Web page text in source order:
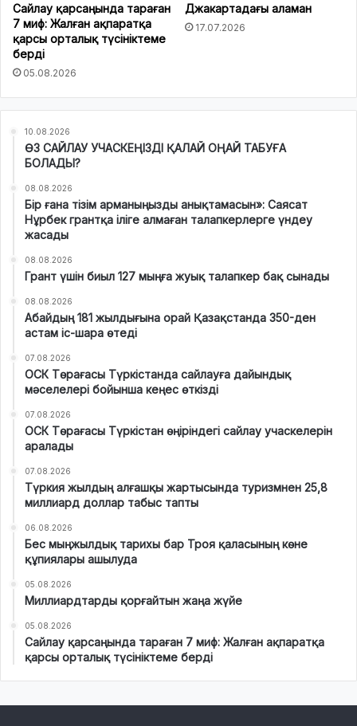
Сайлау қарсаңында тараған
7 миф: Жалған ақпаратқа
қарсы орталық түсініктеме
берді
05.08.2026
Джакартадағы аламан
17.07.2026
10.08.2026
ӨЗ САЙЛАУ УЧАСКЕҢІЗДІ ҚАЛАЙ ОҢАЙ ТАБУҒА
БОЛАДЫ?
08.08.2026
Бір ғана тізім арманыңызды анықтамасын»: Саясат
Нұрбек грантқа іліге алмаған талапкерлерге үндеу
жасады
08.08.2026
Грант үшін биыл 127 мыңға жуық талапкер бақ сынады
08.08.2026
Абайдың 181 жылдығына орай Қазақстанда 350-ден
астам іс-шара өтеді
07.08.2026
ОСК Төрағасы Түркістанда сайлауға дайындық
мәселелері бойынша кеңес өткізді
07.08.2026
ОСК Төрағасы Түркістан өңіріндегі сайлау учаскелерін
аралады
07.08.2026
Түркия жылдың алғашқы жартысында туризмнен 25,8
миллиард доллар табыс тапты
06.08.2026
Бес мыңжылдық тарихы бар Троя қаласының көне
құпиялары ашылуда
05.08.2026
Миллиардтарды қорғайтын жаңа жүйе
05.08.2026
Сайлау қарсаңында тараған 7 миф: Жалған ақпаратқа
қарсы орталық түсініктеме берді